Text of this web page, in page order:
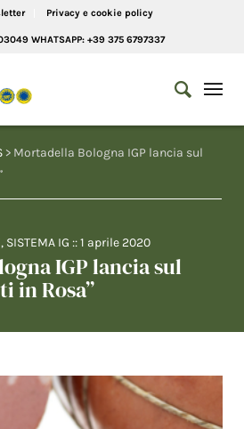
Privacy e cookie policy
WHATSAPP: +39 375 6797337
> Mortadella Bologna IGP lancia sul
, SISTEMA IG ::1 aprile 2020
IGP lancia sul
in Rosa”